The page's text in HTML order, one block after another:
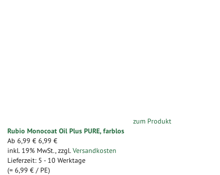
zum Produkt
Rubio Monocoat Oil Plus PURE, farblos
Ab 6,99 € 6,99 €
inkl. 19% MwSt., zzgl. Versandkosten
Lieferzeit: 5 - 10 Werktage
(= 6,99 € / PE)